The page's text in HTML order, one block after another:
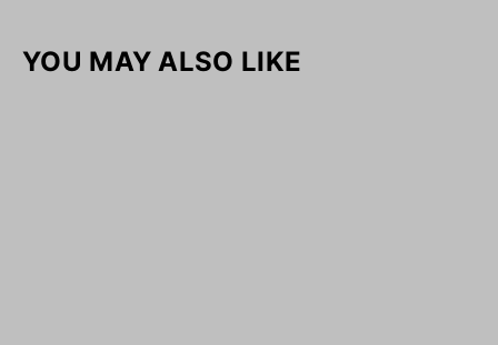
YOU MAY ALSO LIKE